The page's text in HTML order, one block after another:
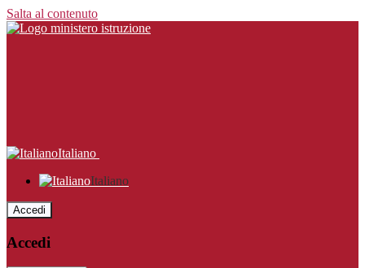
Salta al contenuto
Italiano
Italiano
Accedi
Accedi